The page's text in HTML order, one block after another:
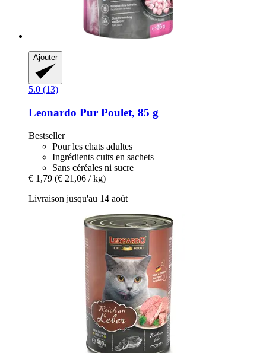
Ajouter
5.0 (13)
Leonardo Pur Poulet, 85 g
Bestseller
Pour les chats adultes
Ingrédients cuits en sachets
Sans céréales ni sucre
€ 1,79 (€ 21,06 / kg)
Livraison jusqu'au 14 août